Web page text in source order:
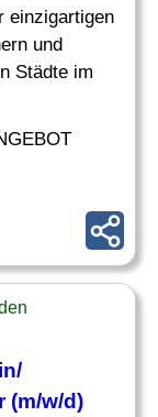
einzigartigen
und
Städte im
(m/w/d)